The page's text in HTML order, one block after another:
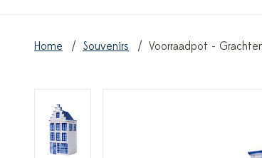
Home Souvenirs Voorraadpot -